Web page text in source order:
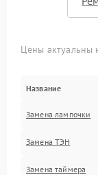
Цены актуальны
Название
Замена лампочки
Замена ТЭН
Замена таймера